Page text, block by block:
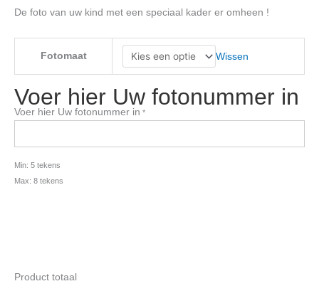
tot
De foto van uw kind met een speciaal kader er omheen !
Fotomaat Wissen
Voer hier Uw fotonummer in
Voer hier Uw fotonummer in *
Min: 5 tekens
Max: 8 tekens
Product totaal